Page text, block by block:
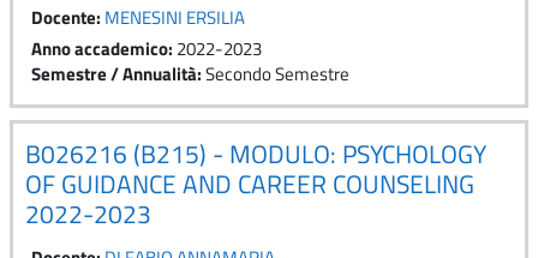
Docente: MENESINI ERSILIA
Anno accademico: 2022-2023
Semestre / Annualità:Secondo Semestre
B026216 (B215) - MODULO: PSYCHOLOGY
OF GUIDANCE AND CAREER COUNSELING
2022-2023